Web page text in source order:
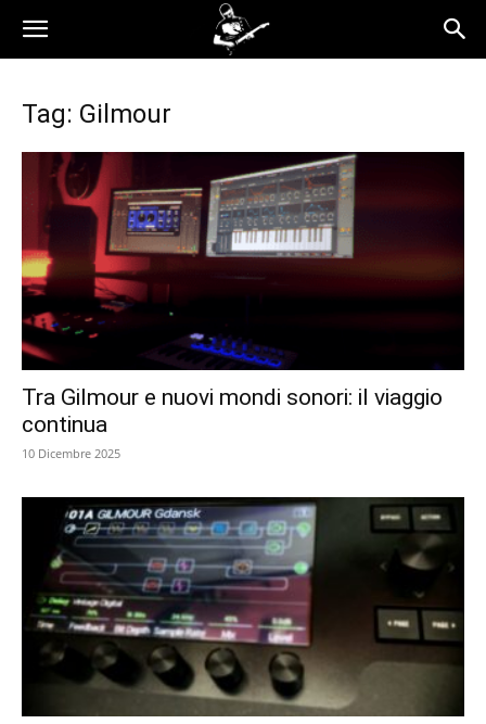
Tag: Gilmour
Tra Gilmour e nuovi mondi sonori: il viaggio
continua
10 Dicembre 2025